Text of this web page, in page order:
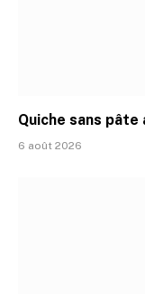
Quiche sans
6 août 2026